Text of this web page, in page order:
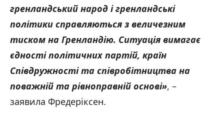
гренландський народ і гренландські
політики справляються з величезним
тиском на Гренландію. Ситуація вимагає
єдності політичних партій, країн
Співдружності та співробітництва на
поважній та рівноправній основі», –
заявила Фредеріксен.